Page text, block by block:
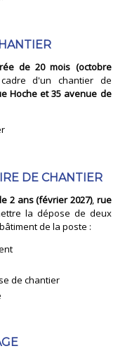
de 20 mois (octobre
d'un chantier de
Hoche et 35 avenue de
DE CHANTIER
2 ans (février 2027),rue
la dépose de deux
de la poste :
de chantier